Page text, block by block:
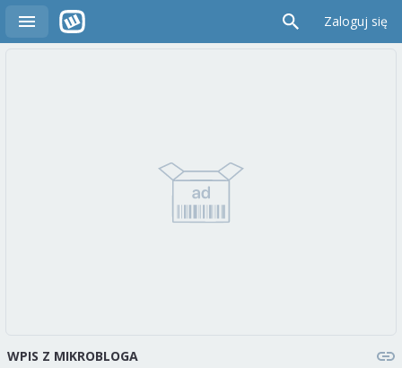
Zaloguj się
WPIS Z MIKROBLOGA